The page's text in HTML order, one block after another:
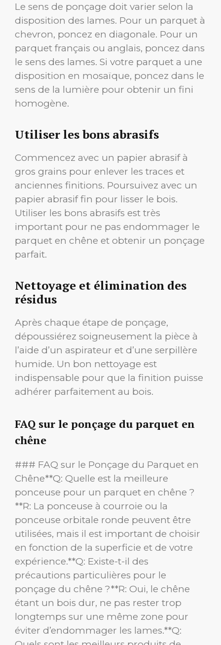
Le sens de ponçage doit varier selon la
disposition des lames. Pour un parquet à
chevron, poncez en diagonale. Pour un
parquet français ou anglais, poncez dans
le sens des lames. Si votre parquet a une
disposition en mosaïque, poncez dans le
sens de la lumière pour obtenir un fini
homogène.
Utiliser les bons abrasifs
Commencez avec un papier abrasif à
gros grains pour enlever les traces et
anciennes finitions. Poursuivez avec un
papier abrasif fin pour lisser le bois.
Utiliser les bons abrasifs est très
important pour ne pas endommager le
parquet en chêne et obtenir un ponçage
parfait.
Nettoyage et élimination des
résidus
Après chaque étape de ponçage,
dépoussiérez soigneusement la pièce à
l’aide d’un aspirateur et d’une serpillère
humide. Un bon nettoyage est
indispensable pour que la finition puisse
adhérer parfaitement au bois.
FAQ sur le ponçage du parquet en
chêne
### FAQ sur le Ponçage du Parquet en
Chêne**Q: Quelle est la meilleure
ponceuse pour un parquet en chêne ?
**R: La ponceuse à courroie ou la
ponceuse orbitale ronde peuvent être
utilisées, mais il est important de choisir
en fonction de la superficie et de votre
expérience.**Q: Existe-t-il des
précautions particulières pour le
ponçage du chêne ?**R: Oui, le chêne
étant un bois dur, ne pas rester trop
longtemps sur une même zone pour
éviter d’endommager les lames.**Q: